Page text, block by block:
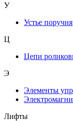
У
Устье поручня
Ц
Цепи
Э
Элементы
Лифты